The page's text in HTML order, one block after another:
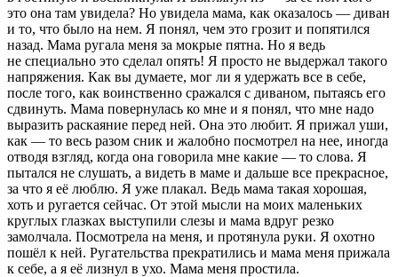
это она там увидела? Но увидела мама, как оказалось — диван
и то, что было на нем. Я понял, чем это грозит и попятился
назад. Мама ругала меня за мокрые пятна. Но я ведь
не специально это сделал опять! Я просто не выдержал такого
напряжения. Как вы думаете, мог ли я удержать все в себе,
после того, как воинственно сражался с диваном, пытаясь его
сдвинуть. Мама повернулась ко мне и я понял, что мне надо
выразить раскаяние перед ней. Она это любит. Я прижал уши,
как — то весь разом сник и жалобно посмотрел на нее, иногда
отводя взгляд, когда она говорила мне какие — то слова. Я
пытался не слушать, а видеть в маме и дальше все прекрасное,
за что я её люблю. Я уже плакал. Ведь мама такая хорошая,
хоть и ругается сейчас. От этой мысли на моих маленьких
круглых глазках выступили слезы и мама вдруг резко
замолчала. Посмотрела на меня, и протянула руки. Я охотно
пошёл к ней. Ругательства прекратились и мама меня прижала
к себе, а я её лизнул в ухо. Мама меня простила.